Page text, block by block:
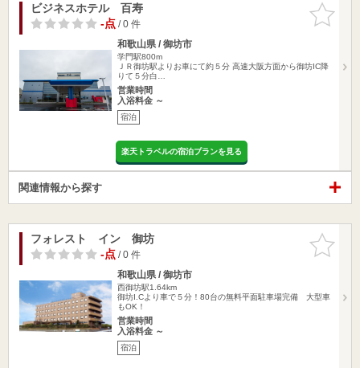
お気に入
りに追加
ビジネスホテル 百寿
-点/ 0 件
和歌山県 / 御坊市
学門駅800m
ＪＲ御坊駅よりお車にて約５分 高速大阪方面から御坊IC降
りて５分白…
営業時間
入浴料金 ～
宿泊
楽天トラベルの宿泊プランを見る
関連情報から探す
お気に入
りに追加
フォレスト イン 御坊
-点/ 0 件
和歌山県 / 御坊市
西御坊駅1.64km
御坊I.Cより車で５分！80台の無料平面駐車場完備 大型車
もOK！
営業時間
入浴料金 ～
宿泊